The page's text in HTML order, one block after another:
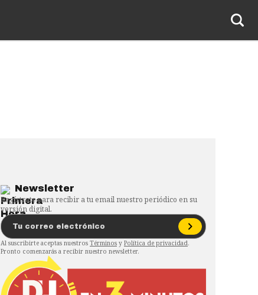
Newsletter
Regístrate para recibir a tu email nuestro periódico en su
versión digital.
Al suscribirte aceptas nuestros Términos y Política de privacidad.
Pronto comenzarás a recibir nuestro newsletter.